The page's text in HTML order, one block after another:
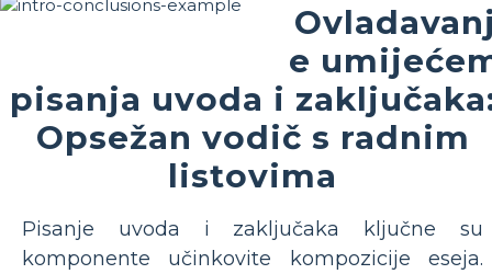
e
pisanja uvoda i
Opsežan vodič s radnim
listovima
Pisanje uvoda i zaključaka ključne su
komponente učinkovite kompozicije eseja.